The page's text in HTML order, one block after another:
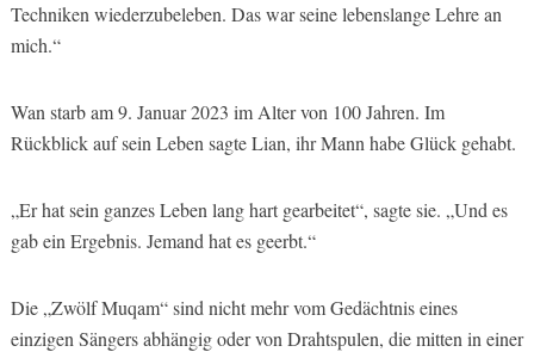
Techniken wiederzubeleben. Das war seine lebenslange Lehre an
mich.“
Wan starb am 9. Januar 2023 im Alter von 100 Jahren. Im
Rückblick auf sein Leben sagte Lian, ihr Mann habe Glück gehabt.
„Er hat sein ganzes Leben lang hart gearbeitet“, sagte sie. „Und es
gab ein Ergebnis. Jemand hat es geerbt.“
Die „Zwölf Muqam“ sind nicht mehr vom Gedächtnis eines
einzigen Sängers abhängig oder von Drahtspulen, die mitten in einer